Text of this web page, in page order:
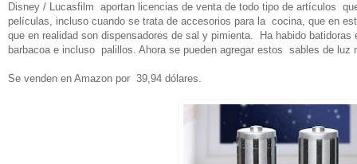
Disney / Lucasfilm aportan licencias de venta de todo tipo de artículos
películas, incluso cuando se trata de accesorios para la cocina, que en
que en realidad son dispensadores de sal y pimienta. Ha habido
barbacoa e incluso palillos. Ahora se pueden agregar estos sables de
Se venden en Amazon por 39,94 dólares.